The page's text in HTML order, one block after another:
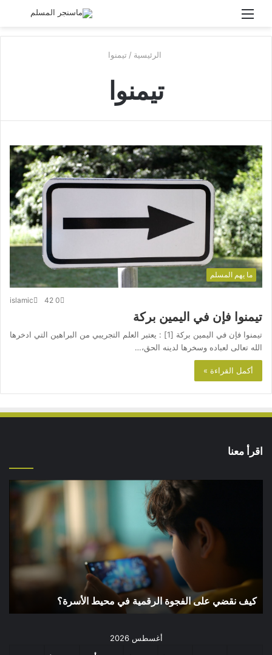
القائمة
الرئيسية / تيمنوا
تيمنوا
ما يهم المسلم
islamic 0
تيمنوا فإن في اليمين بركة
تيمنوا فإن في اليمين بركة [1] : يعتبر العلم التجريبي من البراهين التي ادخرها
الله تعالى لعباده وسخرها لدينه الحق،…
أكمل القراءة »
اقرأ معنا
كيف نقضي على الفجوة الرقمية في محيط الأسرة؟
أغسطس 2026